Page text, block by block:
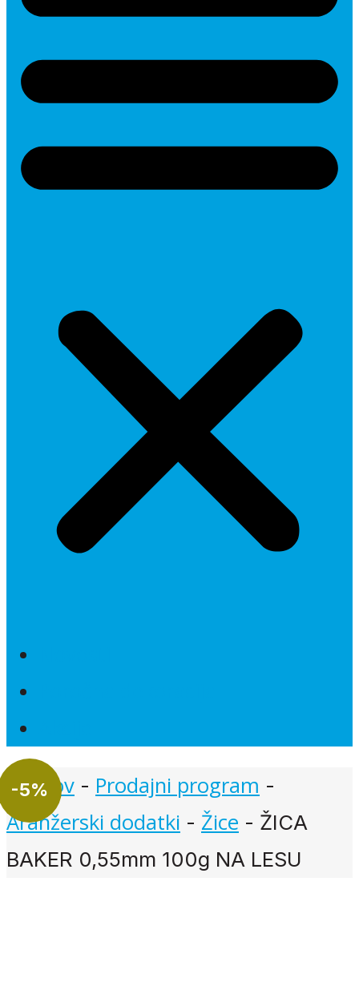
Domov - Prodajni program -
Aranžerski dodatki - Žice - ŽICA
BAKER 0,55mm 100g NA LESU
-5%